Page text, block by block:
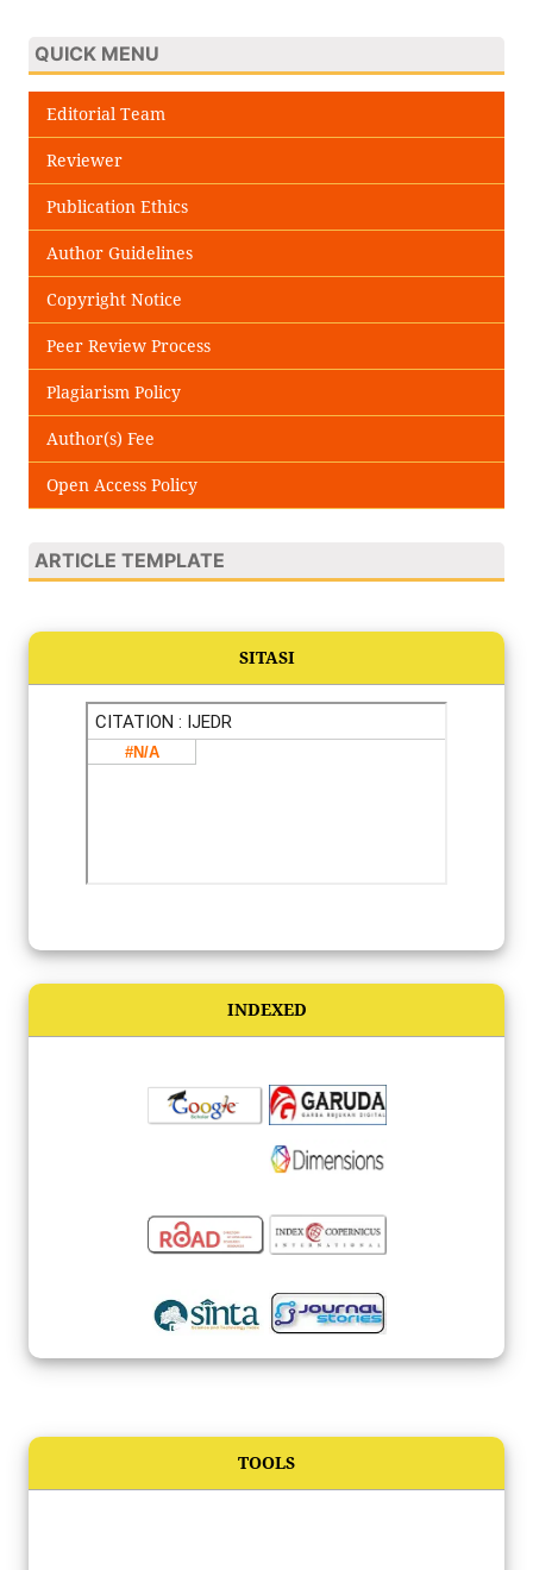
QUICK MENU
Editorial Team
Reviewer
Publication Ethics
Author Guidelines
Copyright Notice
Peer Review Process
Plagiarism Policy
Author(s) Fee
Open Access Policy
ARTICLE TEMPLATE
SITASI
INDEXED
TOOLS